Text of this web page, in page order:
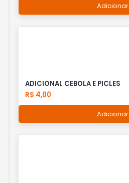
Adicionar
ADICIONAL CEBOLA E PICLES
R$ 4,00
Adicionar